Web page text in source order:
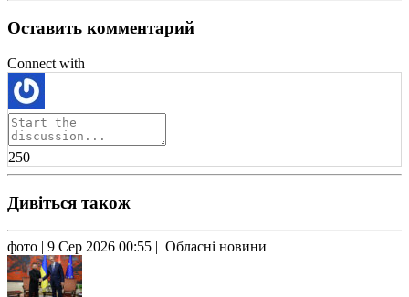
Оставить комментарий
Connect with
250
Дивіться також
фото | 9 Сер 2026 00:55 | Обласні новини